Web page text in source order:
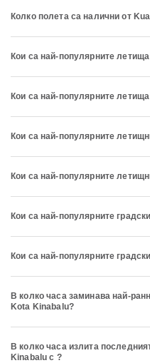
Колко полета са налични от
Кои са най-популярните
Кои са най-популярните
Кои са най-популярните
Кои са най-популярните
Кои са най-популярните
Кои са най-популярните
В колко часа заминава най-
Kota Kinabalu?
В колко часа излита
Kinabalu с ?